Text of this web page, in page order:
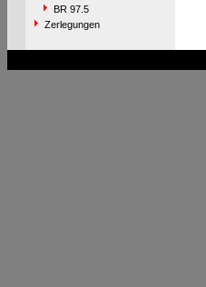
BR 97.5
Zerlegungen